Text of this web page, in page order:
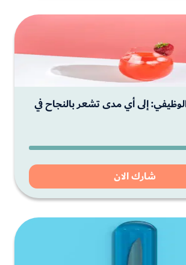
الوظيفي: إلى أي مدى تشعر بالنجاح في
شارك الان